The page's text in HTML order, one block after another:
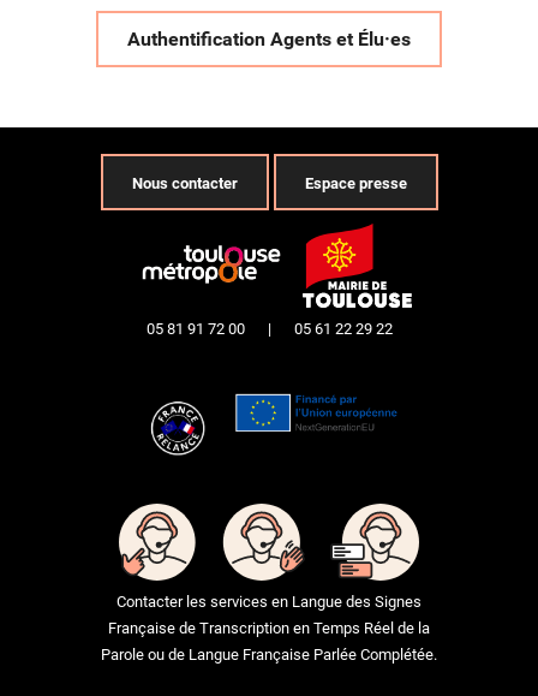
Authentification Agents et Élu·es
Nous contacter Espace presse
05 81 91 72 00 | 05 61 22 29 22
Contacter les services en Langue des Signes
Française de Transcription en Temps Réel de la
Parole ou de Langue Française Parlée Complétée.